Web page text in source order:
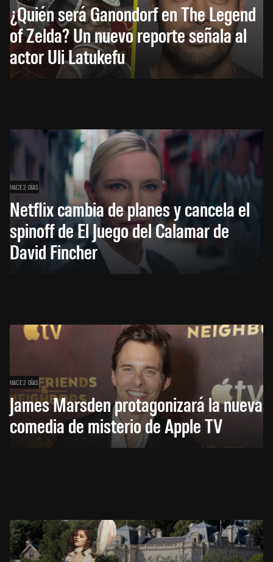
¿Quién será Ganondorf en The Legend
of Zelda? Un nuevo reporte señala al
actor Uli Latukefu
HACE 2 DÍAS
Netflix cambia de planes y cancela el
spinoff de El Juego del Calamar de
David Fincher
HACE 2 DÍAS
James Marsden protagonizará la nueva
comedia de misterio de Apple TV